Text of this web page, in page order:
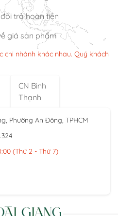
trả hoàn tiền
giá sản phẩm
chi nhánh khác nhau. Quý khách
CN Bình
Thạnh
Phường An Đông, TPHCM
(Thứ 2 - Thứ 7)